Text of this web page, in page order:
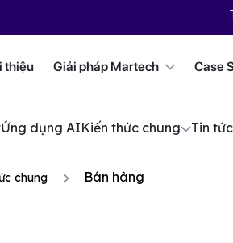
thiệu Giải pháp Martech Case
Ứng dụng AIKiến thức chung Tin tức
chung Bán hàng